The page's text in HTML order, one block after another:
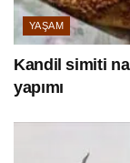
YAŞAM
Kandil simiti
yapımı